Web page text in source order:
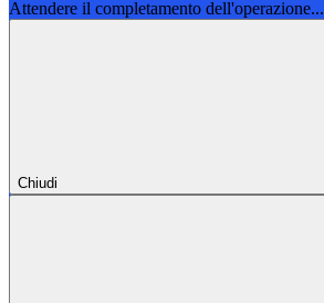
Attendere il completamento dell'operazione...
Chiudi